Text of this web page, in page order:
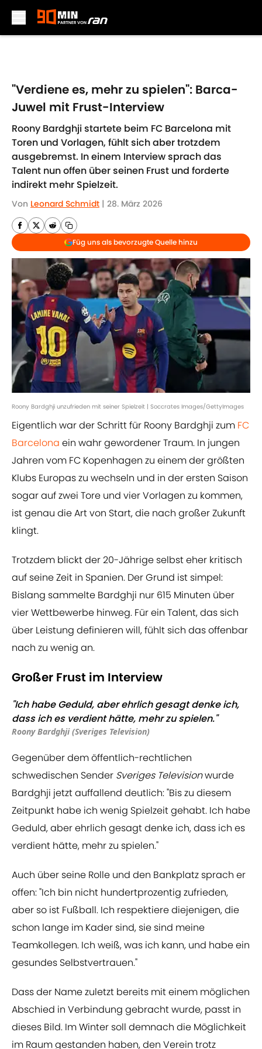
"Verdiene es, mehr zu spielen": Barca-
Juwel mit Frust-Interview
Roony Bardghji startete beim FC Barcelona mit
Toren und Vorlagen, fühlt sich aber trotzdem
ausgebremst. In einem Interview sprach das
Talent nun offen über seinen Frust und forderte
indirekt mehr Spielzeit.
Von Leonard Schmidt | 28. März 2026
Füg uns als bevorzugte Quelle hinzu
Roony Bardghji unzufrieden mit seiner Spielzeit | Soccrates Images/GettyImages
Eigentlich war der Schritt für Roony Bardghji zum FC
Barcelona ein wahr gewordener Traum. In jungen
Jahren vom FC Kopenhagen zu einem der größten
Klubs Europas zu wechseln und in der ersten Saison
sogar auf zwei Tore und vier Vorlagen zu kommen,
ist genau die Art von Start, die nach großer Zukunft
klingt.
Trotzdem blickt der 20-Jährige selbst eher kritisch
auf seine Zeit in Spanien. Der Grund ist simpel:
Bislang sammelte Bardghji nur 615 Minuten über
vier Wettbewerbe hinweg. Für ein Talent, das sich
über Leistung definieren will, fühlt sich das offenbar
nach zu wenig an.
Großer Frust im Interview
"Ich habe Geduld, aber ehrlich gesagt denke ich,
dass ich es verdient hätte, mehr zu spielen."
Roony Bardghji (Sveriges Television)
Gegenüber dem öffentlich-rechtlichen
schwedischen Sender Sveriges Televisionwurde
Bardghji jetzt auffallend deutlich: "Bis zu diesem
Zeitpunkt habe ich wenig Spielzeit gehabt. Ich habe
Geduld, aber ehrlich gesagt denke ich, dass ich es
verdient hätte, mehr zu spielen."
Auch über seine Rolle und den Bankplatz sprach er
offen: "Ich bin nicht hundertprozentig zufrieden,
aber so ist Fußball. Ich respektiere diejenigen, die
schon lange im Kader sind, sie sind meine
Teamkollegen. Ich weiß, was ich kann, und habe ein
gesundes Selbstvertrauen."
Dass der Name zuletzt bereits mit einem möglichen
Abschied in Verbindung gebracht wurde, passt in
dieses Bild. Im Winter soll demnach die Möglichkeit
im Raum gestanden haben, den Verein trotz